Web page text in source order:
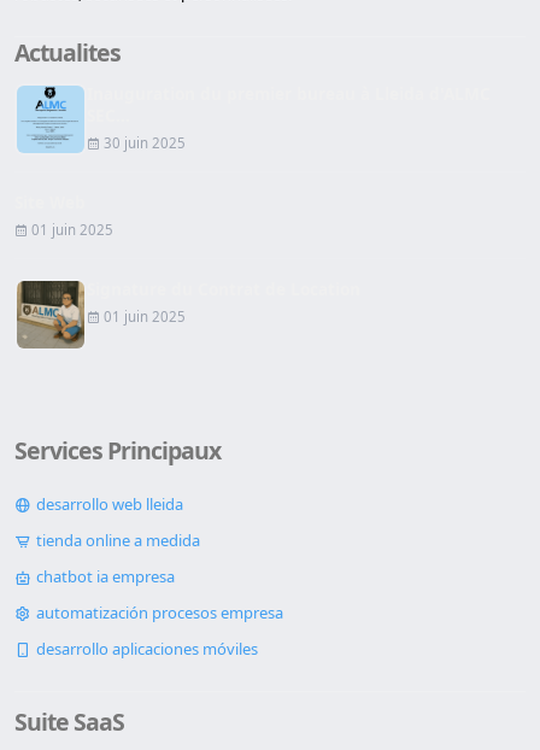
robustes, sécurisées et personnalisées.
Actualites
Inauguration du premier bureau à Lleida d'ALMC
01 juin 2025
Services Principaux
desarrollo web lleida
tienda online a medida
chatbot ia empresa
automatización procesos empresa